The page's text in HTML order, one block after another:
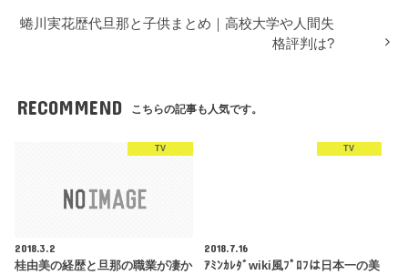
蜷川実花歴代旦那と子供まとめ｜高校大学や人間失
格評判は?
RECOMMEND こちらの記事も人気です。
TV
2018.3.2
桂由美の経歴と旦那の職業が凄か
TV
2018.7.16
ｱﾐﾝｶﾚﾀﾞwiki風ﾌﾟﾛﾌは日本一の美